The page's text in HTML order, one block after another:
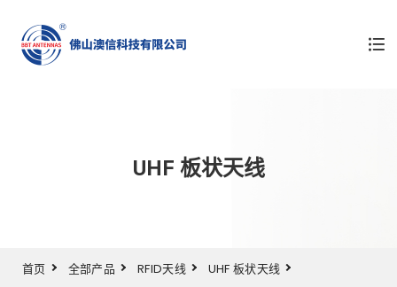
UHF 板状天线
首页 全部产品 RFID天线
UHF 板状天线